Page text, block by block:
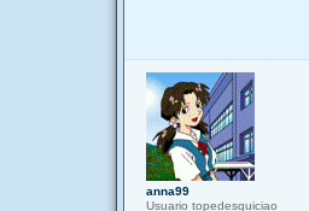
anna99
Usuario topedesquiciao